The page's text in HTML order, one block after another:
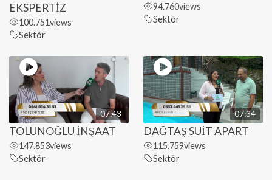
EKSPERTİZ
100.751views
Sektör
94.760views
Sektör
07:43
TOLUNOĞLU İNŞAAT
147.853views
Sektör
07:34
DAĞTAŞ SUİT APART
115.759views
Sektör